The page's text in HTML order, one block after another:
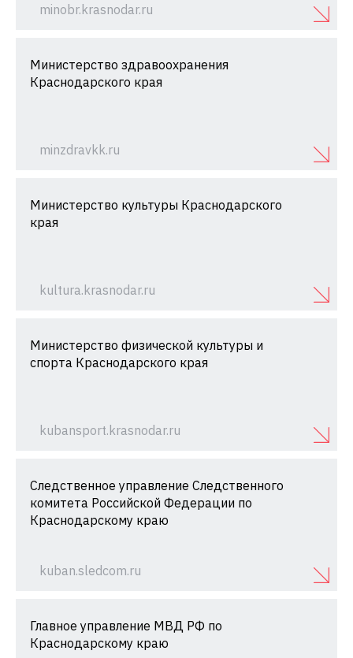
minobr.krasnodar.ru
Министерство здравоохранения
Краснодарского края
minzdravkk.ru
Министерство культуры Краснодарского
края
kultura.krasnodar.ru
Министерство физической культуры и
спорта Краснодарского края
kubansport.krasnodar.ru
Следственное управление Следственного
комитета Российской Федерации по
Краснодарскому краю
kuban.sledcom.ru
Главное управление МВД РФ по
Краснодарскому краю